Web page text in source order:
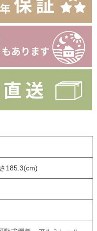
185.3(cm)